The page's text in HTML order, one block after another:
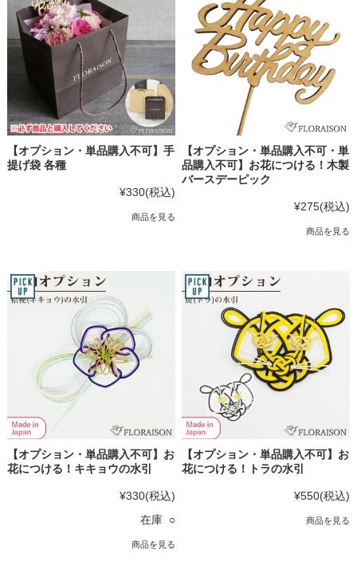
【オプション・単品購入不可】手
提げ袋 各種
¥330(税込)
商品を見る
【オプション・単品購入不可・単
品購入不可】お花につける！木製
バースデーピック
¥275(税込)
商品を見る
【オプション・単品購入不可】お
花につける！キキョウの水引
¥330(税込)
在庫 ○
商品を見る
【オプション・単品購入不可】お
花につける！トラの水引
¥550(税込)
商品を見る